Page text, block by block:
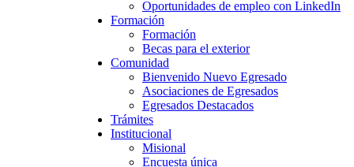
Oportunidades de empleo con LinkedIn
Formación
Formación
Becas para el exterior
Comunidad
Bienvenido Nuevo Egresado
Asociaciones de Egresados
Egresados Destacados
Trámites
Institucional
Misional
Encuesta única
Oportunidades de empleo con LinkedIn
Becas para el exterior
Bienvenido Nuevo Egresado
Asociaciones de Egresados
Egresados Destacados
Institucional
Encuesta única